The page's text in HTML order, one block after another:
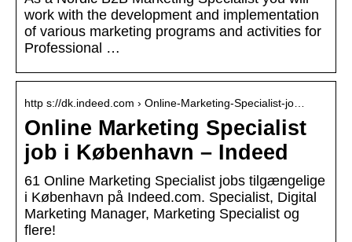
work with the development and implementation
of various marketing programs and activities for
Professional …
http s://dk.indeed.com › Online-Marketing-Specialist-jo…
Online Marketing Specialist
job i København – Indeed
61 Online Marketing Specialist jobs tilgængelige
i København på Indeed.com. Specialist, Digital
Marketing Manager, Marketing Specialist og
flere!